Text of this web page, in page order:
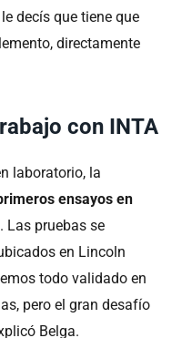
decís que tiene que
directamente
con INTA
laboratorio, la
ensayos en
. Las pruebas se
en Lincoln
todo validado en
pero el gran desafío
Belga.